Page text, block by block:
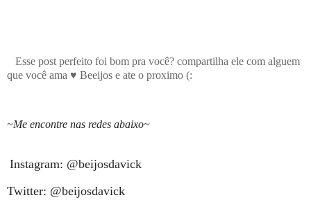
Esse post perfeito foi bom pra você? compartilha ele com alguem
que você ama ♥ Beeijos e ate o proximo (:
~Me encontre nas redes abaixo~
Instagram: @beijosdavick
Twitter: @beijosdavick